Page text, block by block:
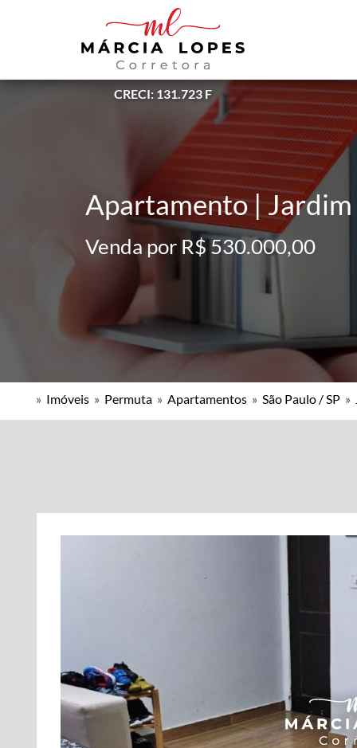
CRECI: 131.723 F
Apartamento | Jardim
Venda por R$ 530.000,00
» Imóveis » Permuta » Apartamentos » São Paulo / SP »